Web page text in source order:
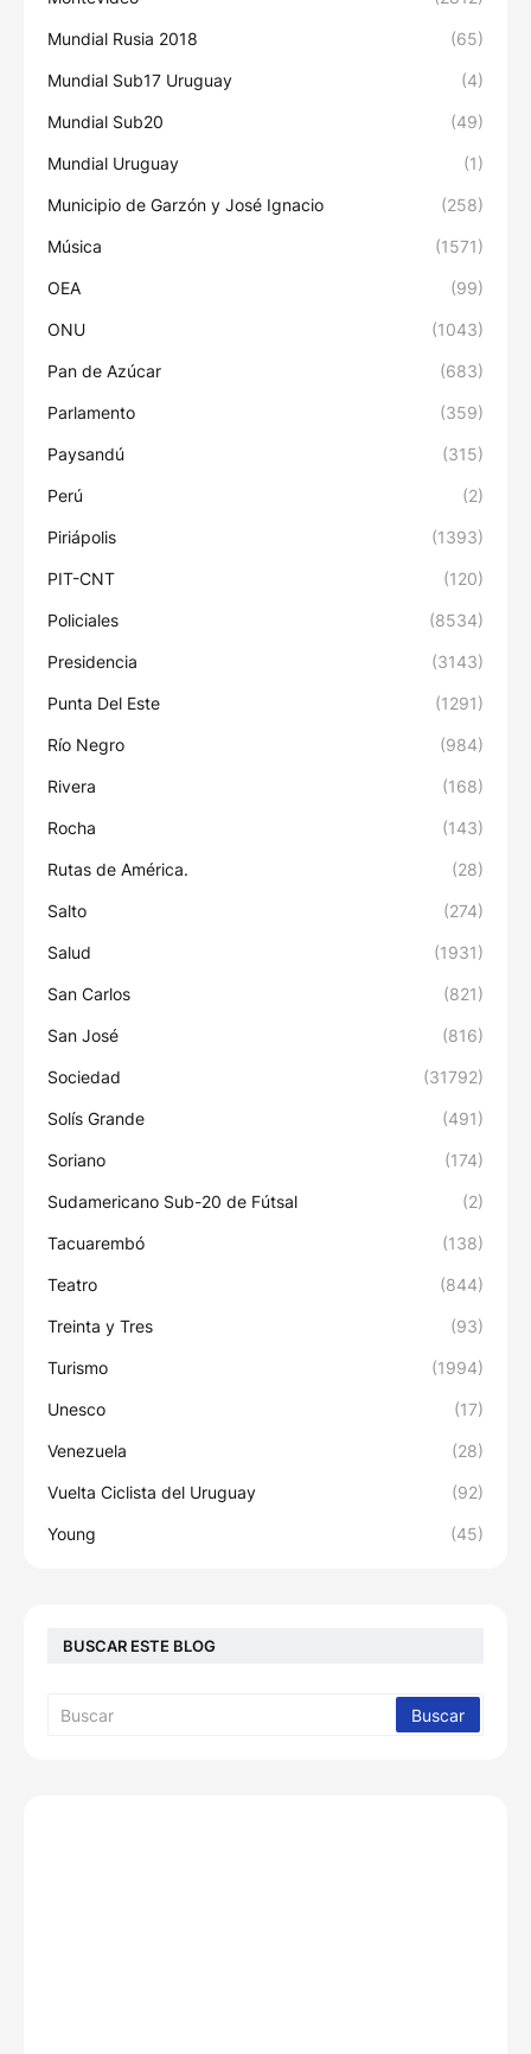
Mundial Rusia 2018 (65)
Mundial Sub17 Uruguay (4)
Mundial Sub20 (49)
Mundial Uruguay (1)
Municipio de Garzón y José Ignacio (258)
Música (1571)
OEA (99)
ONU (1043)
Pan de Azúcar (683)
Parlamento (359)
Paysandú (315)
Perú (2)
Piriápolis (1393)
PIT-CNT (120)
Policiales (8534)
Presidencia (3143)
Punta Del Este (1291)
Río Negro (984)
Rivera (168)
Rocha (143)
Rutas de América. (28)
Salto (274)
Salud (1931)
San Carlos (821)
San José (816)
Sociedad (31792)
Solís Grande (491)
Soriano (174)
Sudamericano Sub-20 de Fútsal (2)
Tacuarembó (138)
Teatro (844)
Treinta y Tres (93)
Turismo (1994)
Unesco (17)
Venezuela (28)
Vuelta Ciclista del Uruguay (92)
Young (45)
BUSCAR ESTE BLOG